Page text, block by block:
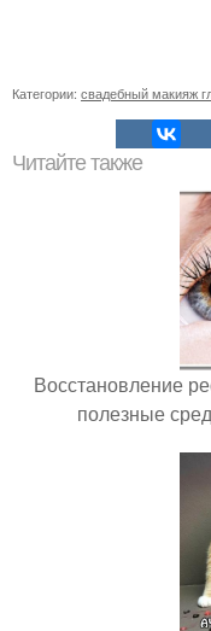
Категории: свадебный макияж
Читайте также
Восстановление
полезные